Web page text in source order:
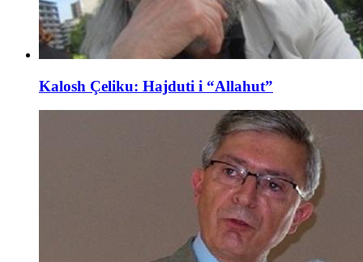
Kalosh Çeliku: Hajduti i “Allahut”